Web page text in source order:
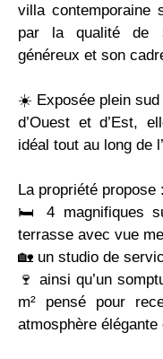
villa contemporaine
par la qualité de
généreux et son
☀️ Exposée plein sud
d’Ouest et d’Est,
idéal tout au long de
La propriété propose :
🛏️ 4 magnifiques
terrasse avec vue
🏡 un studio de
🍷 ainsi qu’un
m² pensé pour
atmosphère